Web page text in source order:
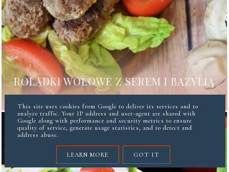
ROLADKI WOŁOWE Z SEREM I BAZYLIĄ
This site uses cookies from Google to deliver its services and to
analyze traffic. Your IP address and user-agent are shared with
Google along with performance and security metrics to ensure
quality of service, generate usage statistics, and to detect and
address abuse.
LEARN MORE GOT IT